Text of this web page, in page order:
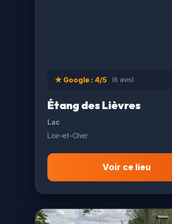
★ Google : 4/5 (6 avis)
Étang des Lièvres
Lac
Loir-et-Cher
Voir ce lieu